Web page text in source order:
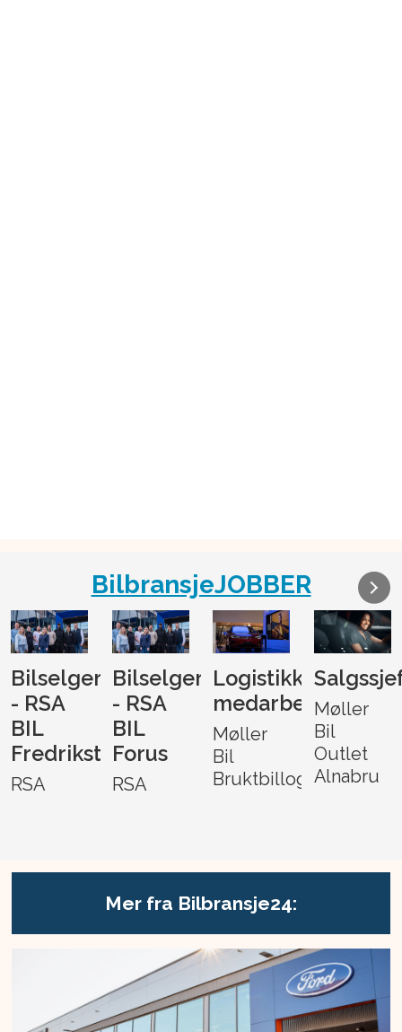
BilbransjeJOBBER
Bilselger
- RSA
BIL
Fredrikstad
RSA
Bilselger
- RSA
BIL
Forus
RSA
Logistikk-
medarbeider
Møller
Bil
Bruktbillogistikk
Møller
Bil
Outlet
Alnabru
Mer fra Bilbransje24: